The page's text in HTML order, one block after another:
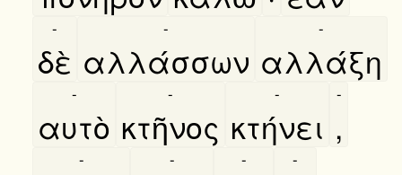
δὲ
-
αλλάσσων
-
αλλάξη
-
αυτὸ
-
κτῆνος
-
κτήνει
-
,
-
- - - -